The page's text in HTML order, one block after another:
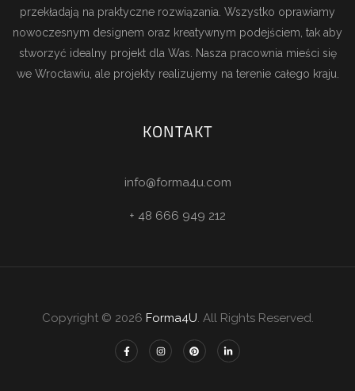
przekładają na praktyczne rozwiązania. Wszystko oprawiamy
nowoczesnym designem oraz kreatywnym podejściem, tak aby
stworzyć idealny projekt dla Was. Nasza pracownia mieści się
we Wrocławiu, ale projekty realizujemy na terenie całego kraju.
KONTAKT
info@forma4u.com
+ 48 666 949 212
Copyright © 2026 Forma4U. All Rights Reserved.